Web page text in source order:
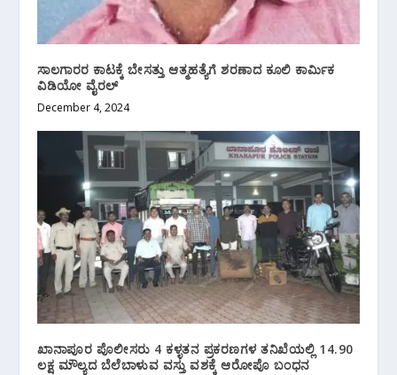
ಸಾಲಗಾರರ ಕಾಟಕ್ಕೆ ಬೇಸತ್ತು ಆತ್ಮಹತ್ಯೆಗೆ ಶರಣಾದ ಕೂಲಿ ಕಾರ್ಮಿಕ
ವಿಡಿಯೋ ವೈರಲ್
December 4, 2024
ಖಾನಾಪೂರ ಪೊಲೀಸರು 4 ಕಳ್ಳತನ ಪ್ರಕರಣಗಳ ತನಿಖೆಯಲ್ಲಿ 14.90
ಲಕ್ಷ ಮೌಲ್ಯದ ಬೆಲೆಬಾಳುವ ವಸ್ತು ವಶಕ್ಕೆ ಆರೋಪೊ ಬಂಧನ